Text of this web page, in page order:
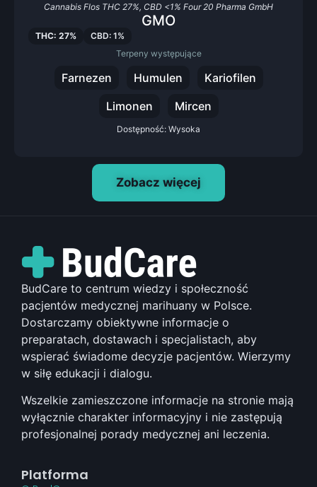
Cannabis Flos THC 27%, CBD <1% Four 20 Pharma GmbH
GMO
THC: 27%
CBD: 1%
Terpeny występujące
Farnezen Humulen
Kariofilen
Limonen
Mircen
Dostępność: Wysoka
Zobacz więcej
BudCare to centrum wiedzy i społeczność
pacjentów medycznej marihuany w Polsce.
Dostarczamy obiektywne informacje o
preparatach, dostawach i specjalistach, aby
wspierać świadome decyzje pacjentów. Wierzymy
w siłę edukacji i dialogu.
Wszelkie zamieszczone informacje na stronie mają
wyłącznie charakter informacyjny i nie zastępują
profesjonalnej porady medycznej ani leczenia.
Platforma